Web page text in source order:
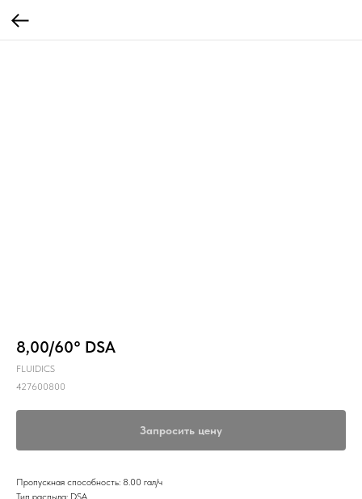
8,00/60° DSA
FLUIDICS
427600800
Запросить цену
Пропускная способность: 8.00 гал/ч
Тип распыла: DSA